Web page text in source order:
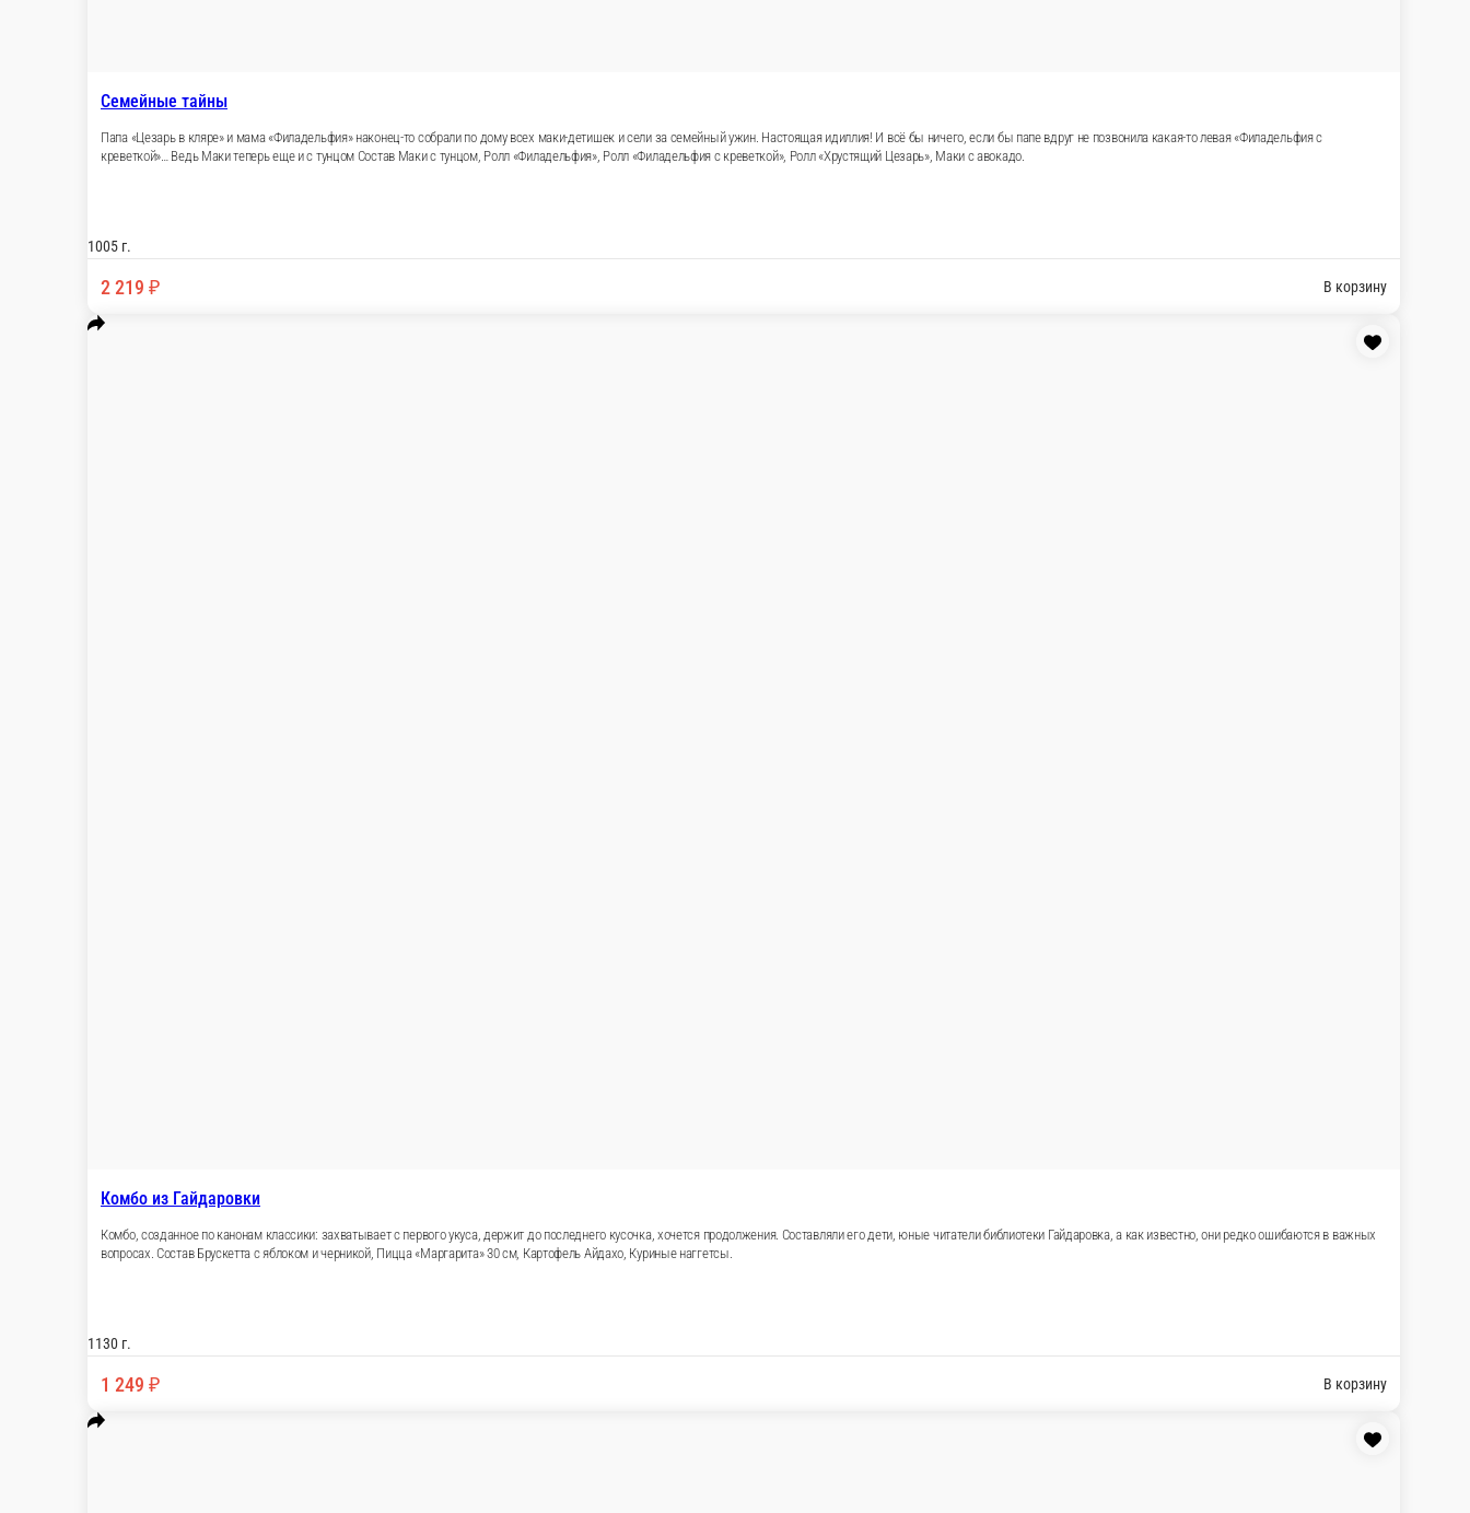
Семейные тайны
Папа «Цезарь в кляре» и мама «Филадельфия» наконец-то собрали по дому всех маки-детишек и сели за семейный ужин. Настоящая идиллия! И всё бы ничего, если бы папе вдруг не позвонила какая-то левая «Филадельфия с
креветкой»… Ведь Маки теперь еще и с тунцом Состав Маки с тунцом, Ролл «Филадельфия», Ролл «Филадельфия с креветкой», Ролл «Хрустящий Цезарь», Маки с авокадо.
1005 г.
2 219 ₽ В корзину
Комбо из Гайдаровки
Комбо, созданное по канонам классики: захватывает с первого укуса, держит до последнего кусочка, хочется продолжения. Составляли его дети, юные читатели библиотеки Гайдаровка, а как известно, они редко ошибаются в важных
вопросах. Состав Брускетта с яблоком и черникой, Пицца «Маргарита» 30 см, Картофель Айдахо, Куриные наггетсы.
1130 г.
1 249 ₽ В корзину